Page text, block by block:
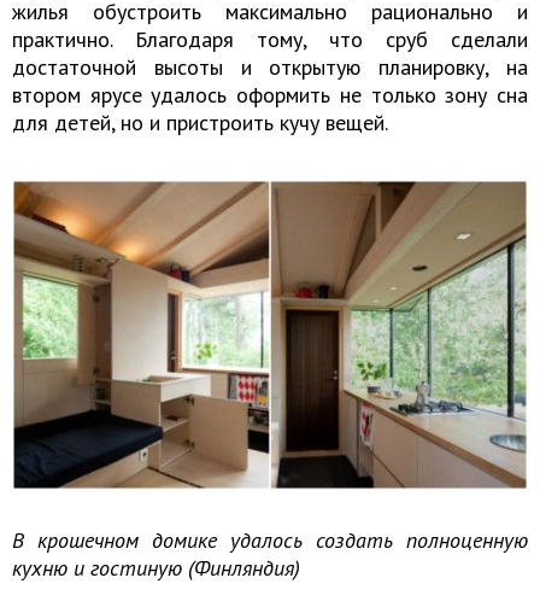
жилья обустроить максимально рационально и
практично. Благодаря тому, что сруб сделали
достаточной высоты и открытую планировку, на
втором ярусе удалось оформить не только зону сна
для детей, но и пристроить кучу вещей.
В крошечном домике удалось создать полноценную
кухню и гостиную (Финляндия)